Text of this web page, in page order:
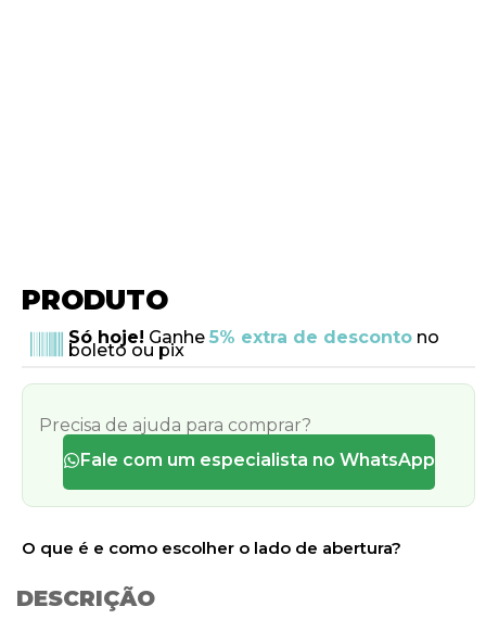
PRODUTO
Só hoje! Ganhe 5% extra de descontono
boleto ou pix
Precisa de ajuda para comprar?
Fale com um especialista no WhatsApp
O que é e como escolher o lado de abertura?
DESCRIÇÃO